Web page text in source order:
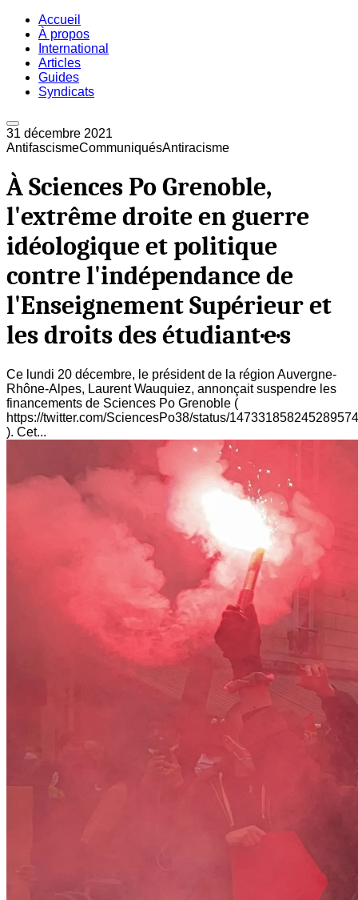
Accueil
À propos
International
Articles
Guides
Syndicats
31 décembre 2021
AntifascismeCommuniquésAntiracisme
À Sciences Po Grenoble,
l'extrême droite en guerre
idéologique et politique
contre l'indépendance de
l'Enseignement Supérieur et
les droits des étudiant·e·s
Ce lundi 20 décembre, le président de la région Auvergne-
Rhône-Alpes, Laurent Wauquiez, annonçait suspendre les
financements de Sciences Po Grenoble (
https://twitter.com/SciencesPo38/status/
). Cet...